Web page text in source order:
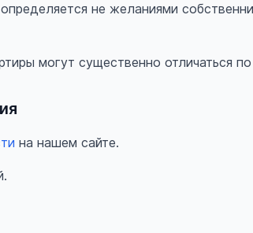
не желаниями
могут существенно отличаться
на нашем сайте.